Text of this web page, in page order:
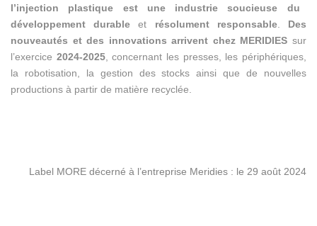
l’injection plastique est une industrie soucieuse du
développement durable et résolument responsable. Des
nouveautés et des innovations arrivent chez MERIDIES sur
l’exercice 2024-2025, concernant les presses, les périphériques,
la robotisation, la gestion des stocks ainsi que de nouvelles
productions à partir de matière recyclée.
Label MORE décerné à l’entreprise Meridies : le 29 août 2024